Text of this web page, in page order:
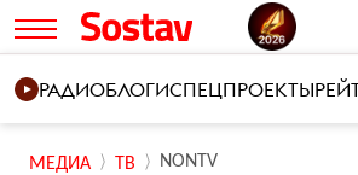
РАДИОБЛОГИСПЕЦПРОЕКТЫ
МЕДИА ТВ NONTV